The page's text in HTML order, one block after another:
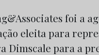
foi a
eleita para
Dimscale para a